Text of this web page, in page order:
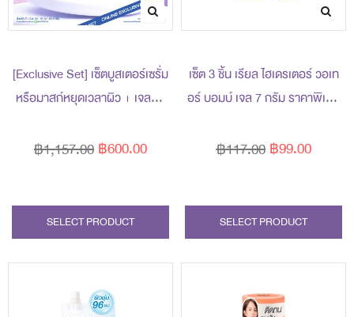
[Exclusive Set] เซ็ตบูสเตอร์เซรั่ม
หรือมาสก์หยุดเวลาผิว + เจลผิว
บาท (สุทธิ) ปกติ 1,157 บาท
฿600.00
฿1,157.00
SELECT PRODUCT
เซ็ต 3 ชิ้น เรียล ไฮเดรเตอร์ วอเท
อร์ บอมบ์ เจล 7 กรัม ราคาพิเศษ
฿99.00
฿117.00
SELECT PRODUCT